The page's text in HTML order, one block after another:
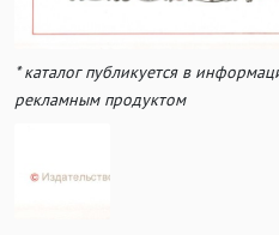
* каталог публикуется в
рекламным продуктом